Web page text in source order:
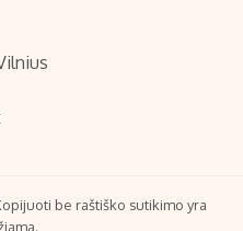
be raštiško sutikimo yra